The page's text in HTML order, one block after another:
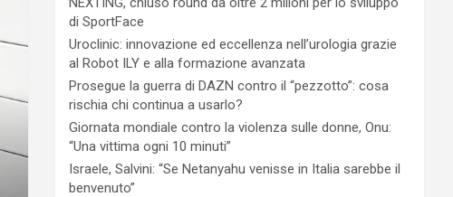
di SportFace
Uroclinic: innovazione ed eccellenza nell’urologia grazie
al Robot ILY e alla formazione avanzata
Prosegue la guerra di DAZN contro il “pezzotto”: cosa
rischia chi continua a usarlo?
Giornata mondiale contro la violenza sulle donne, Onu:
“Una vittima ogni 10 minuti”
Israele, Salvini: “Se Netanyahu venisse in Italia sarebbe il
benvenuto”